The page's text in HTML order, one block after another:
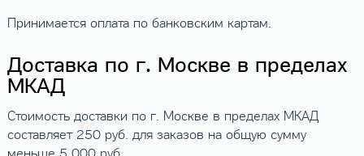
Принимается оплата по банковским картам.
Доставка по г. Москве в пределах
МКАД
Стоимость доставки по г. Москве в пределах МКАД
составляет 250 руб. для заказов на общую сумму